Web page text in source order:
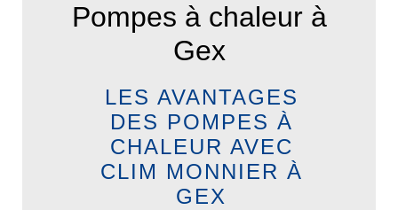
Pompes à chaleur à
Gex
LES AVANTAGES
DES POMPES À
CHALEUR AVEC
CLIM MONNIER À
GEX